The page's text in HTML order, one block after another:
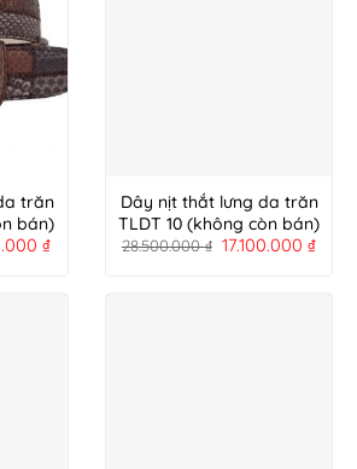
trăn
bán)
₫
Dây nịt thắt lưng da trăn
TLDT 10 (không còn bán)
28.500.000₫ 17.100.000₫